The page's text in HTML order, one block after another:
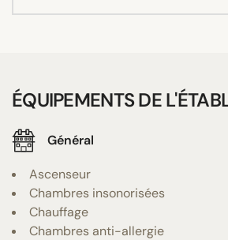
ÉQUIPEMENTS DE
Général
Ascenseur
Chambres insonorisées
Chauffage
Chambres anti-allergie